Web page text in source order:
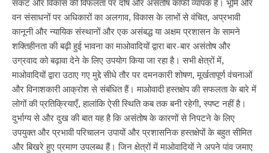
संकट और विकास की विफलता पर दोष और असंतोष काफी व्यापक है। भूमि और
वन संसाधनों पर अधिकारों का अलगाव, विकास के लाभों से वंचित, अप्रभावी
कानूनी और न्यायिक संस्थानों और एक असंबद्ध या अक्षम प्रशासन के सामने
शक्तिहीनता की बढ़ी हुई भावना का माओवादियों द्वारा बार-बार असंतोष और
उग्रवाद को बढ़ावा देने के लिए उपयोग किया जा रहा है। सभी क्षेत्रों में,
माओवादियों द्वारा उठाए गए मुद्दे सीधे तौर पर दमनकारी शोषण, मूर्खतापूर्ण वंचनाओं
और विनाशकारी आक्रोश से संबंधित हैं। माओवादी हस्तक्षेप की सफलता के बारे में
लोगों की प्रतिक्रियाएँ, हालांकि ऐसी स्थिति कब तक बनी रहेगी, स्पष्ट नहीं है।
दुर्भाग्य से और दुख की बात यह है कि असंतोष के कारणों से निपटने के लिए
उपयुक्त और प्रभावी परिचालन उपायों और प्रशासनिक हस्तक्षेपों के बहुत सीमित
और बिखरे हुए प्रमाण उपलब्ध हैं। जिन क्षेत्रों में माओवादियों ने अपने पांव जमाए